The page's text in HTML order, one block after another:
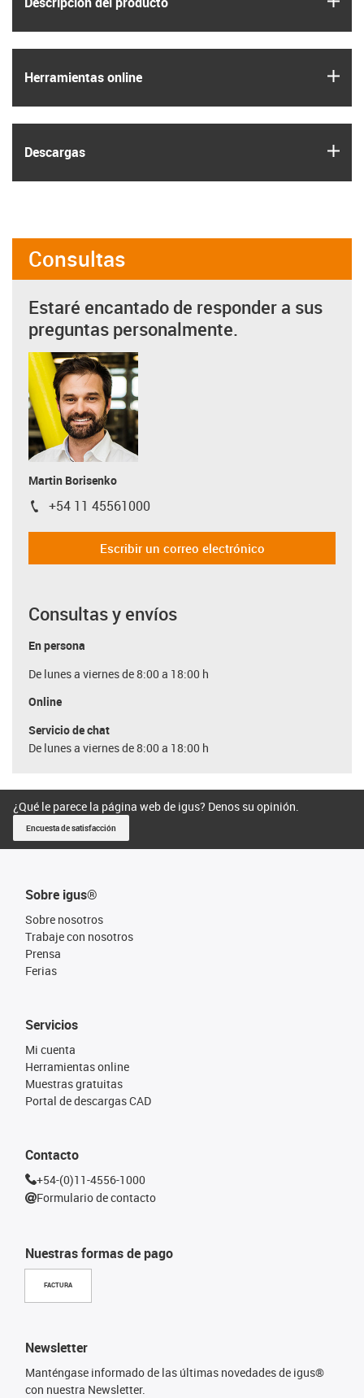
Herramientas online
Descargas
Consultas
Estaré encantado de responder a sus
preguntas personalmente.
Martin Borisenko
igus-icon-phone
+54 11 45561000
Escribir un correo electrónico
Consultas y envíos
En persona
De lunes a viernes de 8:00 a 18:00 h
Online
Servicio de chat
De lunes a viernes de 8:00 a 18:00 h
¿Qué le parece la página web de igus? Denos su opinión.
Encuesta de satisfacción
Sobre igus®
Sobre nosotros
Trabaje con nosotros
Prensa
Ferias
Nuestras formas de pago
FACTURA
Servicios
Mi cuenta
Herramientas online
Muestras gratuitas
Portal de descargas CAD
Contacto
+54-(0)11-4556-1000
Formulario de contacto
Newsletter
Manténgase informado de las últimas novedades de igus®
con nuestra Newsletter.